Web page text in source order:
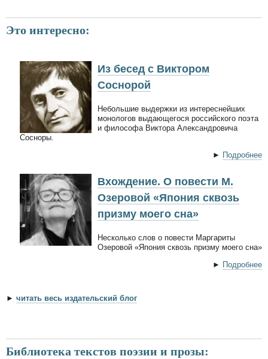
Это интересно:
Из бесед с Виктором
Соснорой
Небольшие выдержки из интереснейших
монологов выдающегося российского поэта
и философа Виктора Александровича
Сосноры.
► Подробнее
Вхождение. О повести М.
Озеровой «Япония сквозь
призму моего сна»
Несколько слов о повести Маргариты
Озеровой «Япония сквозь призму моего сна»
► Подробнее
► читать весь издательский блог
Библиотека текстов поэзии и прозы: